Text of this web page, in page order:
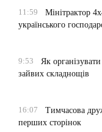
11:59
Мінітрактор
українського
9:53
Як
зайвих складнощів
16:07
Тимчасова
перших сторінок